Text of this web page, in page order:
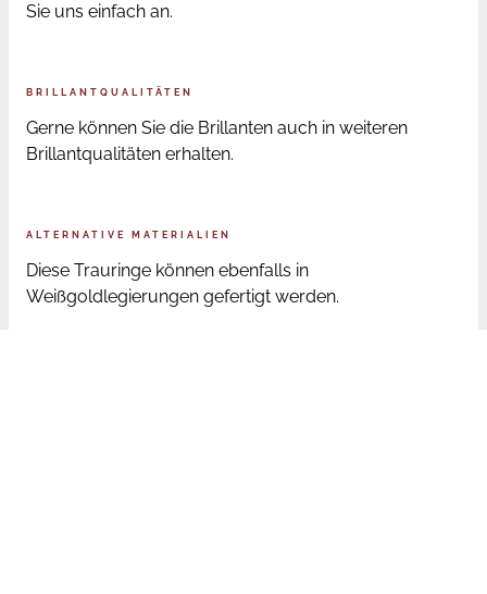
Sie uns einfach an.
BRILLANTQUALITÄTEN
Gerne können Sie die Brillanten auch in weiteren
Brillantqualitäten erhalten.
ALTERNATIVE MATERIALIEN
Diese Trauringe können ebenfalls in
Weißgoldlegierungen gefertigt werden.